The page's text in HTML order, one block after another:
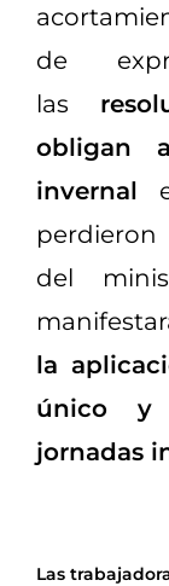
de
las
obligan
invernal
perdieron
del
la
único y
jornadas
Las